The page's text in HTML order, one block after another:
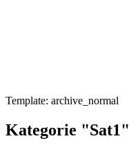
Template: archive_normal
Kategorie "Sat1"